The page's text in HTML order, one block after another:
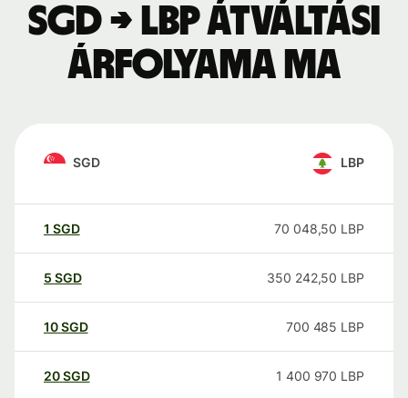
SGD → LBP átváltási
árfolyama ma
SGD LBP
1 SGD 70 048,50 LBP
5 SGD 350 242,50 LBP
10SGD 700 485 LBP
20SGD 1 400 970 LBP